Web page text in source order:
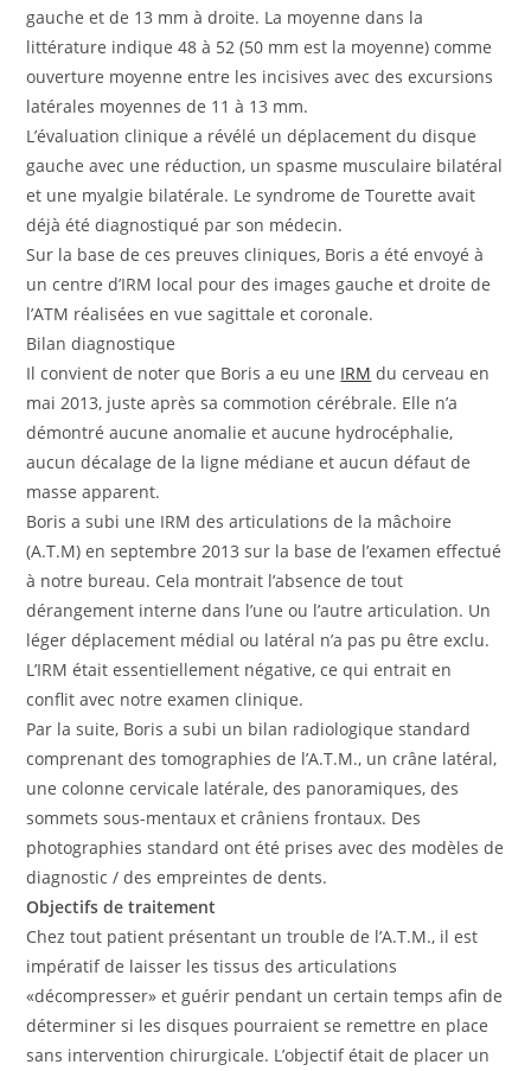
gauche et de 13 mm à droite. La moyenne dans la
littérature indique 48 à 52 (50 mm est la moyenne) comme
ouverture moyenne entre les incisives avec des excursions
latérales moyennes de 11 à 13 mm.
L’évaluation clinique a révélé un déplacement du disque
gauche avec une réduction, un spasme musculaire bilatéral
et une myalgie bilatérale. Le syndrome de Tourette avait
déjà été diagnostiqué par son médecin.
Sur la base de ces preuves cliniques, Boris a été envoyé à
un centre d’IRM local pour des images gauche et droite de
l’ATM réalisées en vue sagittale et coronale.
Bilan diagnostique
Il convient de noter que Boris a eu une IRM du cerveau en
mai 2013, juste après sa commotion cérébrale. Elle n’a
démontré aucune anomalie et aucune hydrocéphalie,
aucun décalage de la ligne médiane et aucun défaut de
masse apparent.
Boris a subi une IRM des articulations de la mâchoire
(A.T.M) en septembre 2013 sur la base de l’examen effectué
à notre bureau. Cela montrait l’absence de tout
dérangement interne dans l’une ou l’autre articulation. Un
léger déplacement médial ou latéral n’a pas pu être exclu.
L’IRM était essentiellement négative, ce qui entrait en
conflit avec notre examen clinique.
Par la suite, Boris a subi un bilan radiologique standard
comprenant des tomographies de l’A.T.M., un crâne latéral,
une colonne cervicale latérale, des panoramiques, des
sommets sous-mentaux et crâniens frontaux. Des
photographies standard ont été prises avec des modèles de
diagnostic / des empreintes de dents.
Objectifs de traitement
Chez tout patient présentant un trouble de l’A.T.M., il est
impératif de laisser les tissus des articulations
«décompresser» et guérir pendant un certain temps afin de
déterminer si les disques pourraient se remettre en place
sans intervention chirurgicale. L’objectif était de placer un